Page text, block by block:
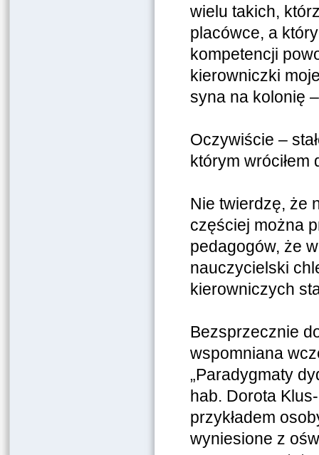
wielu takich,
placówce, a
kompetencji
kierowniczki
syna na kolonię
Oczywiście –
którym
Nie twierdzę, że
częściej można
pedagogów, że
nauczycielski
kierowniczych
Bezsprzecznie
wspomniana
„Paradygmaty
hab. Dorota
przykładem
wyniesione z